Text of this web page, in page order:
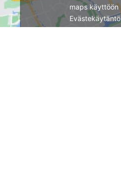
maps käyttöön
Evästekäytäntö